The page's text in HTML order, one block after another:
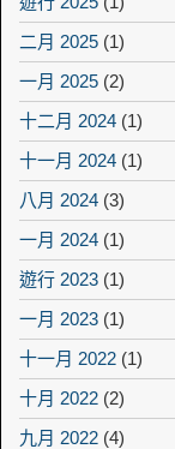
二月 2025 (1)
一月 2025 (2)
十二月 2024 (1)
十一月 2024 (1)
八月 2024 (3)
一月 2024 (1)
遊行 2023 (1)
一月 2023 (1)
十一月 2022 (1)
十月 2022 (2)
九月 2022 (4)